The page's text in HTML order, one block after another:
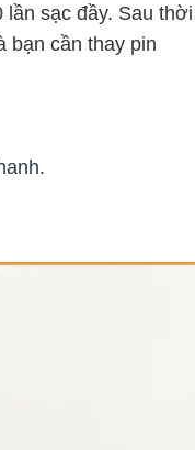
sạc đầy. Sau thời
bạn cần thay pin